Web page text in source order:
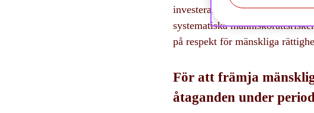
investerar i, beslutsfattare som
systematiska
på respekt för mänskliga
För att främja
åtaganden under